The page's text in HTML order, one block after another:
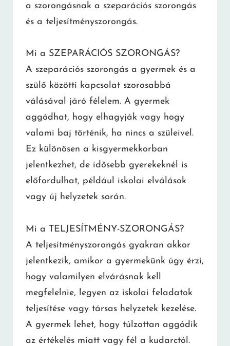
a szorongásnak a szeparációs szorongás
és a teljesítményszorongás.
Mi a SZEPARÁCIÓS SZORONGÁS?
A szeparációs szorongás a gyermek és a
szülő közötti kapcsolat szorosabbá
válásával járó félelem. A gyermek
aggódhat, hogy elhagyják vagy hogy
valami baj történik, ha nincs a szüleivel.
Ez különösen a kisgyermekkorban
jelentkezhet, de idősebb gyerekeknél is
előfordulhat, például iskolai elválások
vagy új helyzetek során.
Mi a TELJESÍTMÉNY-SZORONGÁS?
A teljesítményszorongás gyakran akkor
jelentkezik, amikor a gyermekünk úgy érzi,
hogy valamilyen elvárásnak kell
megfelelnie, legyen az iskolai feladatok
teljesítése vagy társas helyzetek kezelése.
A gyermek lehet, hogy túlzottan aggódik
az értékelés miatt vagy fél a kudarctól.